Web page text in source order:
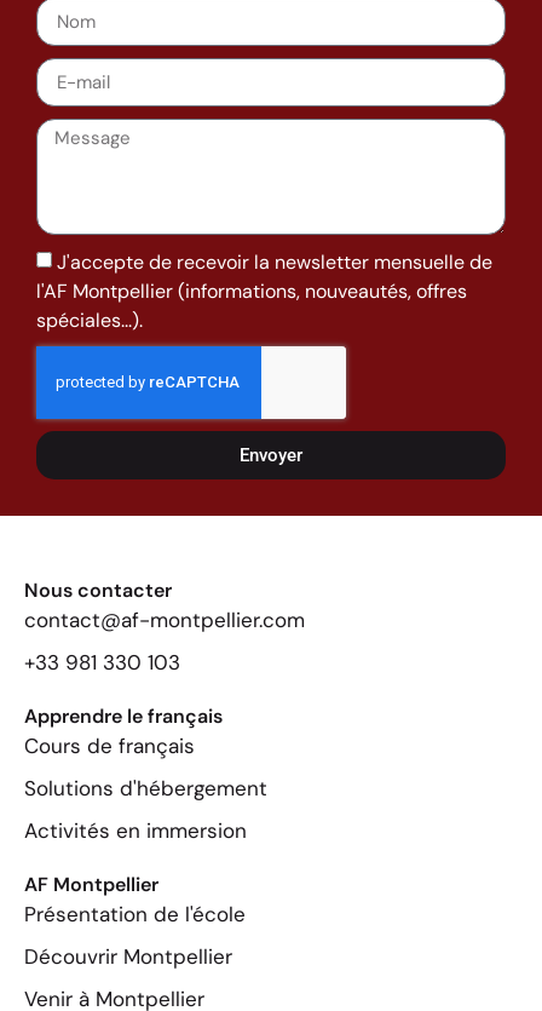
J'accepte de recevoir la newsletter mensuelle de
l'AF Montpellier (informations, nouveautés, offres
spéciales...).
Envoyer
Nous contacter
contact@af-montpellier.com
+33 981 330 103
Apprendre le français
Cours de français
Solutions d'hébergement
Activités en immersion
AF Montpellier
Présentation de l'école
Découvrir Montpellier
Venir à Montpellier